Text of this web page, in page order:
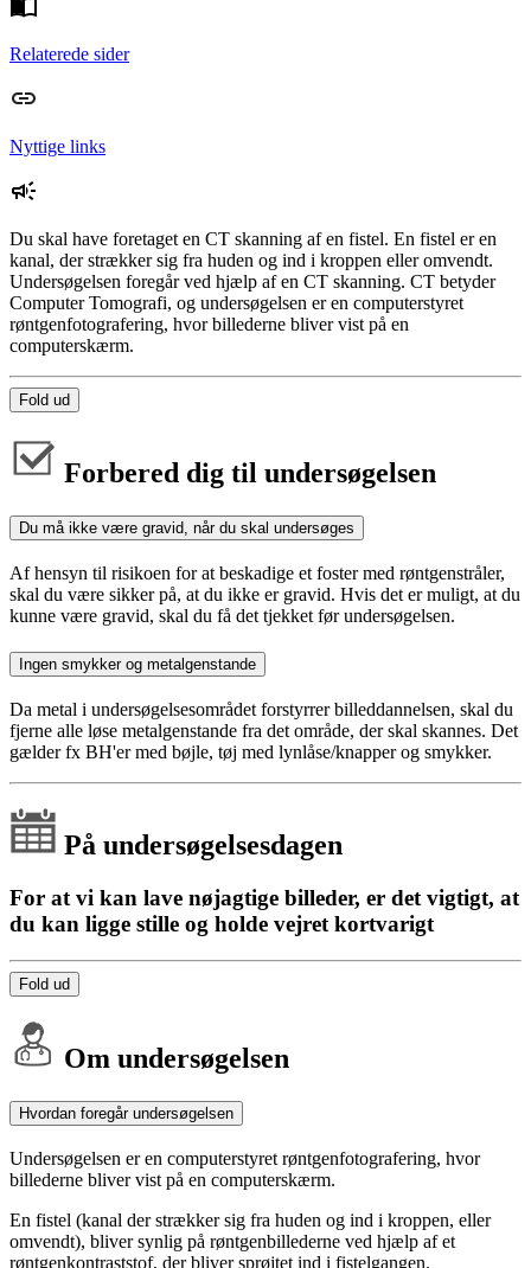
Relaterede sider
Nyttige links
Du skal have foretaget en CT skanning af en fistel. En fistel er en
kanal, der strækker sig fra huden og ind i kroppen eller omvendt.
Undersøgelsen foregår ved hjælp af en CT skanning. CT betyder
Computer Tomografi, og undersøgelsen er en computerstyret
røntgenfotografering, hvor billederne bliver vist på en
computerskærm.
Fold ud
Forbered dig til undersøgelsen
Du må ikke være gravid, når du skal undersøges
Af hensyn til risikoen for at beskadige et foster med røntgenstråler,
skal du være sikker på, at du ikke er gravid. Hvis det er muligt, at du
kunne være gravid, skal du få det tjekket før undersøgelsen.
Ingen smykker og metalgenstande
Da metal i undersøgelsesområdet forstyrrer billeddannelsen, skal du
fjerne alle løse metalgenstande fra det område, der skal skannes. Det
gælder fx BH'er med bøjle, tøj med lynlåse/knapper og smykker.
På undersøgelsesdagen
For at vi kan lave nøjagtige billeder, er det vigtigt, at
du kan ligge stille og holde vejret kortvarigt
Fold ud
Om undersøgelsen
Hvordan foregår undersøgelsen
Undersøgelsen er en computerstyret røntgenfotografering, hvor
billederne bliver vist på en computerskærm.
En fistel (kanal der strækker sig fra huden og ind i kroppen, eller
omvendt), bliver synlig på røntgenbillederne ved hjælp af et
røntgenkontraststof, der bliver sprøjtet ind i fistelgangen.